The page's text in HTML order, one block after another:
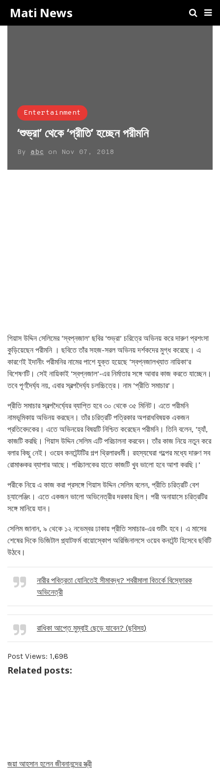
Mati News
Entertainment
‘শুভ্রা’ থেকে ‘প্রীতি’ হচ্ছেন পরীমনি
By abc on Nov 07, 2018
গিয়াস উদ্দিন সেলিমের ‘স্বপ্নজাল’ ছবির ‘শুভ্রা’ চরিত্রে অভিনয় করে দারুণ প্রশংসা
কুড়িয়েছেন পরীমনি । ছবিতে তাঁর সহজ-সরল অভিনয় দর্শকদের মুগ্ধ করেছে। এ
কারণেই ইদানীং পরীমনির নামের পাশে যুক্ত হয়েছে ‘স্বপ্নজালখ্যাত নায়িকা’র
বিশেষণটি। সেই নায়িকাই ‘স্বপ্নজাল’-এর নির্মাতার সঙ্গে আবার কাজ করতে যাচ্ছেন।
তবে পূর্ণদৈর্ঘ্য নয়, এবার স্বল্পদৈর্ঘ্য চলচ্চিত্রে। নাম ‘প্রীতি সমাচার’।
প্রীতি সমাচার স্বল্পদৈর্ঘ্যের ব্যাপ্তি হবে ৩০ থেকে ৩৫ মিনিট। এতে পরীমনি
নামভূমিকায় অভিনয় করছেন। তাঁর চরিত্রটি পত্রিকার অপরাধবিষয়ক একজন
প্রতিবেদকের। এতে অভিনয়ের বিষয়টি নিশ্চিত করেছেন পরীমনি। তিনি বলেন, ‘হ্যাঁ,
কাজটি করছি। গিয়াস উদ্দিন সেলিম এটি পরিচালনা করবেন। তাঁর কাজ নিয়ে নতুন করে
বলার কিছু নেই। ওয়েব কনটেন্টটির গল্প থ্রিলারধর্মী। রহস্যঘেরা গল্পের মধ্যে দারুণ সব
রোমাঞ্চকর ব্যাপার আছে। পরিচালকের হাতে কাজটি খুব ভালো হবে আশা করছি।’
পরীকে নিয়ে এ কাজ করা প্রসঙ্গে গিয়াস উদ্দিন সেলিম বলেন, প্রীতি চরিত্রটি বেশ
চ্যালেঞ্জিং। এতে একজন ভালো অভিনেত্রীর দরকার ছিল। পরী অনায়াসে চরিত্রটির
সঙ্গে মানিয়ে যান।
সেলিম জানান, ৯ থেকে ১২ নভেম্বর ঢাকায় প্রীতি সমাচার-এর শুটিং হবে। এ মাসের
শেষের দিকে ডিজিটাল প্ল্যাটফর্ম বায়োস্কোপ অরিজিনালসে ওয়েব কনটেন্ট হিসেবে ছবিটি
উঠবে।
নারীর পবিত্রতা যোনিতেই সীমাবদ্ধ? শবরীমালা বিতর্কে বিস্ফোরক
অভিনেত্রী
রাধিকা আপ্তে মুম্বাই ছেড়ে যাবেন? (ছবিসহ)
Post Views: 1,698
Related posts:
জয়া আহসান হলেন জীবনানন্দের স্ত্রী